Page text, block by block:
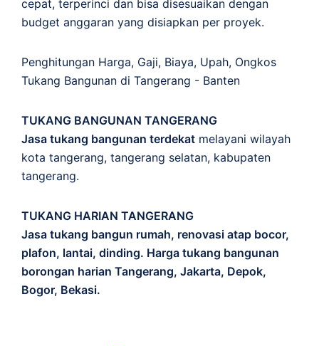
cepat, terperinci dan bisa disesuaikan dengan
budget anggaran yang disiapkan per proyek.
Penghitungan Harga, Gaji, Biaya, Upah, Ongkos
Tukang Bangunan di Tangerang - Banten
TUKANG BANGUNAN TANGERANG
Jasa tukang bangunan terdekat melayani wilayah
kota tangerang, tangerang selatan, kabupaten
tangerang.
TUKANG HARIAN TANGERANG
Jasa tukang bangun rumah, renovasi atap bocor,
plafon, lantai, dinding. Harga tukang bangunan
borongan harian Tangerang, Jakarta, Depok,
Bogor, Bekasi.